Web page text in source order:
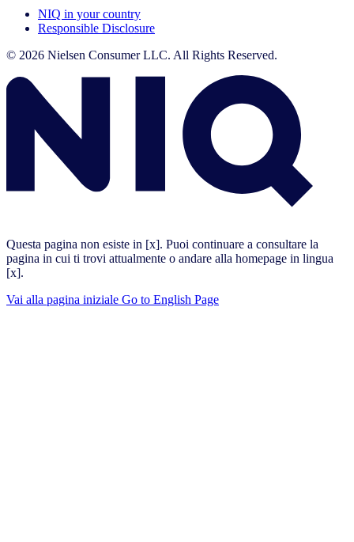
NIQ in your country
Responsible Disclosure
© 2026 Nielsen Consumer LLC. All Rights Reserved.
Questa pagina non esiste in [x]. Puoi continuare a consultare la
pagina in cui ti trovi attualmente o andare alla homepage in lingua
[x].
Vai alla pagina iniziale Go to English Page